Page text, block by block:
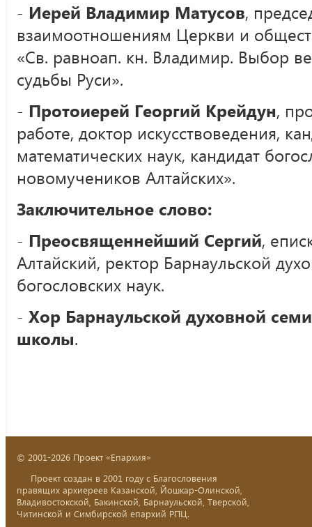
- Иерей Владимир Матусов,
взаимоотношениям Церкви и
«Св. равноап. кн. Владимир. Выбор
судьбы Руси».
- Протоиерей Георгий Крейдун,
работе, доктор искусствоведения,
математических наук, кандидат
новомучеников Алтайских».
Заключительное слово:
- Преосвященнейший Сергий,
Алтайский, ректор Барнаульской
богословских наук.
- Хор Барнаульской духовной
школы.
© 2001-2026 Проект «Епархия»
Проект создан в 2001 году с Благословения
правящих архиереев Казанской, Йошкар-Олинской,
Владивостокской, Бакинской, Барнаульской, Тверской,
Читинской и Симбирской епархий РПЦ.